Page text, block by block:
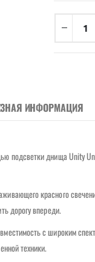
ИНФОРМАЦИЯ
подсветки днища Unity
красного
дорогу впереди.
с широким
техники.